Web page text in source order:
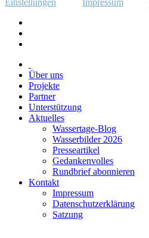
Einstellungen
Impressum
Über uns
Projekte
Partner
Unterstützung
Aktuelles
Wassertage-Blog
Wasserbilder 2026
Presseartikel
Gedankenvolles
Rundbrief abonnieren
Kontakt
Impressum
Datenschutzerklärung
Satzung